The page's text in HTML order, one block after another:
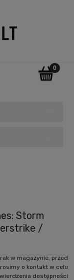
Storm
/
w magazynie, przed
o kontakt w celu
dostępności